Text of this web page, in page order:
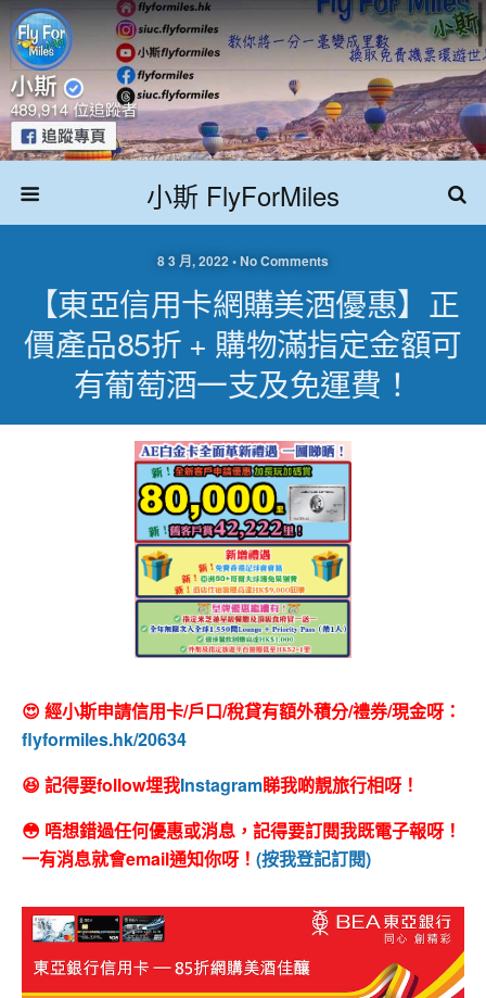
小斯 FlyForMiles
8 3 月, 2022 • No Comments
【東亞信用卡網購美酒優惠】正
價產品85折 + 購物滿指定金額可
有葡萄酒一支及免運費！
😍 經小斯申請信用卡/戶口/稅貸有額外積分/禮券/現金呀：
flyformiles.hk/20634
😆 記得要follow埋我Instagram睇我啲靚旅行相呀！
😳 唔想錯過任何優惠或消息，記得要訂閱我既電子報呀！
一有消息就會email通知你呀！ (按我登記訂閱)